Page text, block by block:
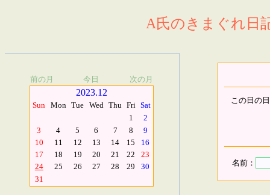
A氏のきまぐれ日
前の月 今日 次の月
2023.12
Sun Mon Tue Wed Thu Fri Sat
1
2
3
4 5 6 7 8
9
10
11 12 13 14 15
16
17
18 19 20 21 22
23
24
25 26 27 28 29
30
31
この日の
名前：